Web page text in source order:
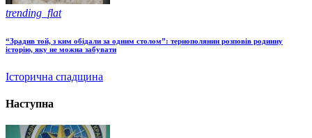
trending_flat
“Зрадив той, з ким обідали за одним столом”: тернополянин розповів родинну
історію, яку не можна забувати
Історична спадщина
Наступна